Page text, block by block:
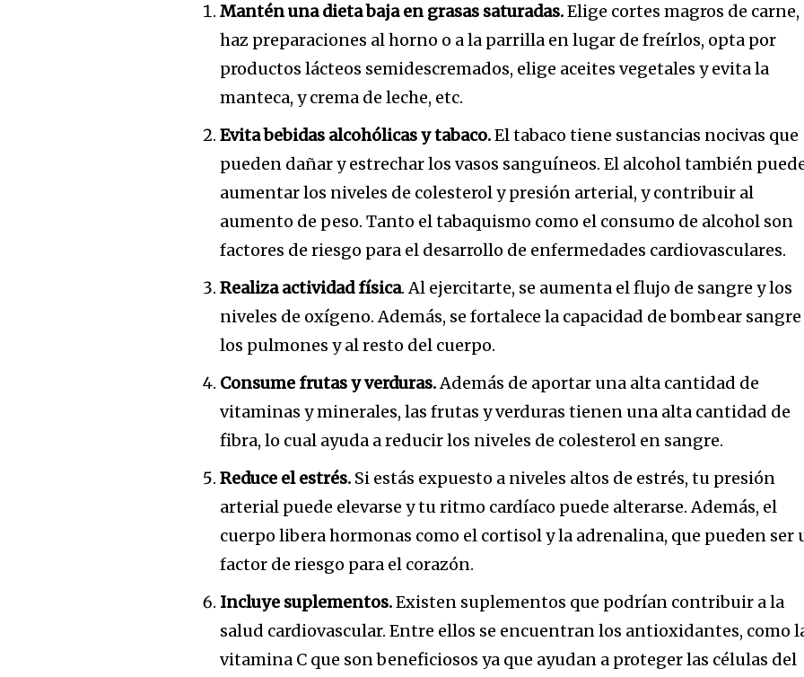
Mantén una dieta baja en grasas saturadas.Elige cortes magros de carne,
haz preparaciones al horno o a la parrilla en lugar de freírlos, opta por
productos lácteos semidescremados, elige aceites vegetales y evita la
manteca, y crema de leche, etc.
Evita bebidas alcohólicas y tabaco.El tabaco tiene sustancias nocivas que
pueden dañar y estrechar los vasos sanguíneos. El alcohol también
aumentar los niveles de colesterol y presión arterial, y contribuir al
aumento de peso. Tanto el tabaquismo como el consumo de alcohol son
factores de riesgo para el desarrollo de enfermedades cardiovasculares.
Realiza actividad física. Al ejercitarte, se aumenta el flujo de sangre y los
niveles de oxígeno. Además, se fortalece la capacidad de bombear sangre
los pulmones y al resto del cuerpo.
Consume frutas y verduras.Además de aportar una alta cantidad de
vitaminas y minerales, las frutas y verduras tienen una alta cantidad de
fibra, lo cual ayuda a reducir los niveles de colesterol en sangre.
Reduce el estrés. Si estás expuesto a niveles altos de estrés, tu presión
arterial puede elevarse y tu ritmo cardíaco puede alterarse. Además, el
cuerpo libera hormonas como el cortisol y la adrenalina, que pueden ser
factor de riesgo para el corazón.
Incluye suplementos.Existen suplementos que podrían contribuir a la
salud cardiovascular. Entre ellos se encuentran los antioxidantes, como
vitamina C que son beneficiosos ya que ayudan a proteger las células del